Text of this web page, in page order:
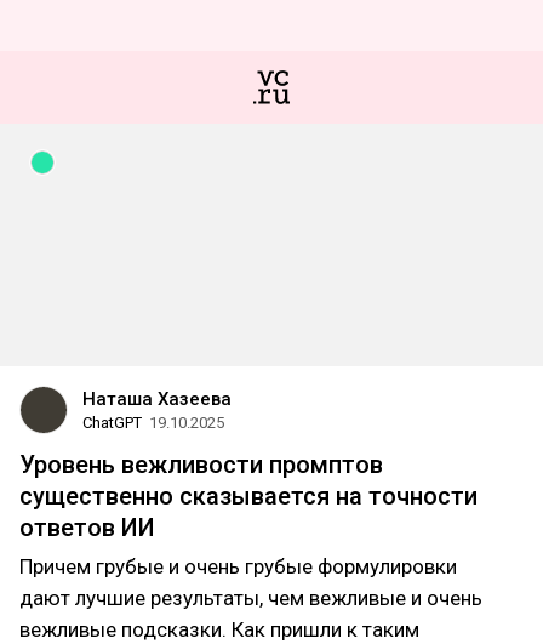
Наташа Хазеева
ChatGPT 19.10.2025
Уровень вежливости промптов
существенно сказывается на точности
ответов ИИ
Причем грубые и очень грубые формулировки
дают лучшие результаты, чем вежливые и очень
вежливые подсказки. Как пришли к таким